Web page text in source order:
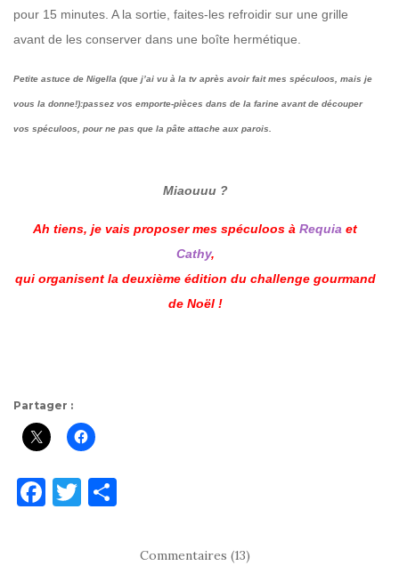
pour 15 minutes. A la sortie, faites-les refroidir sur une grille
avant de les conserver dans une boîte hermétique.
Petite astuce de Nigella (que j’ai vu à la tv après avoir fait mes spéculoos, mais je
vous la donne!):passez vos emporte-pièces dans de la farine avant de découper
vos spéculoos, pour ne pas que la pâte attache aux parois.
Miaouuu ?
Ah tiens, je vais proposer mes spéculoos à Requia et
Cathy,
qui organisent la deuxième édition du challenge gourmand
de Noël !
Partager :
F T
taCommentaires (13)